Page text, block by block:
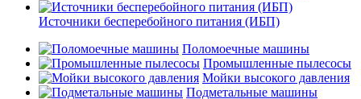
Источники бесперебойного питания (ИБП)
Поломоечные машины
Промышленные пылесосы
Мойки высокого давления
Подметальные машины